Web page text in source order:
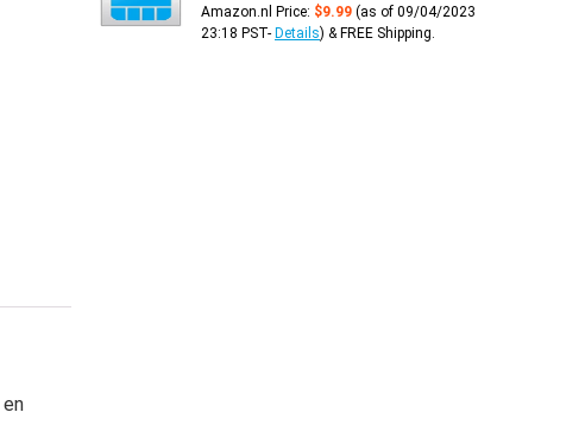
Amazon.nl Price: $9.99 (as of 09/04/2023
23:18 PST- Details) & FREE Shipping.